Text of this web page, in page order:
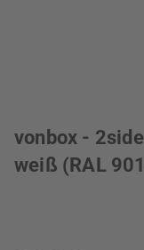
vonbox -
weiß (RAL